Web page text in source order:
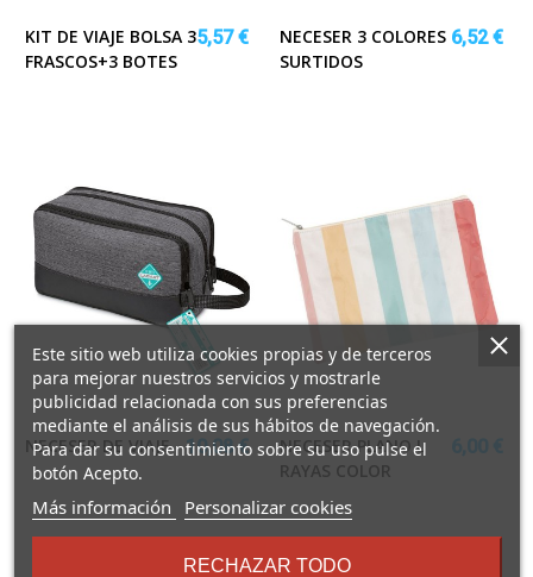
KIT DE VIAJE BOLSA 3
FRASCOS+3 BOTES
5,57 €
NECESER 3 COLORES
SURTIDOS
6,52 €
NECESER DE VIAJE 10,08 €
NECESER PLANO L
RAYAS COLOR
Este sitio web utiliza cookies propias y de terceros
para mejorar nuestros servicios y mostrarle
publicidad relacionada con sus preferencias
mediante el análisis de sus hábitos de navegación.
Para dar su consentimiento sobre su uso pulse el
botón Acepto.
Más información
sobre
términos
Personalizar cookies
RECHAZAR TODO